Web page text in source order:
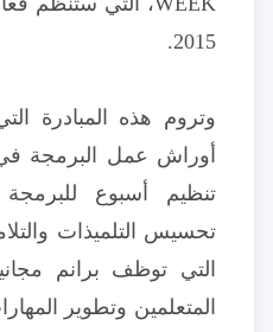
2015.
وتروم هذه المبادرة
تنظيم أسبوع
تحسيس التلميذات
التي توظف برانم
المتعلمين وتطوير